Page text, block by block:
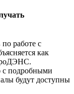
работе с
как
с подробными
будут доступны